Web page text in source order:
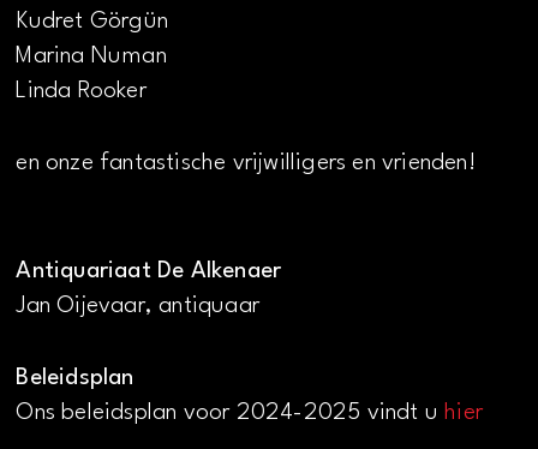
Kudret Görgün
Marina Numan
Linda Rooker
en onze fantastische vrijwilligers en vrienden!
Antiquariaat De Alkenaer
Jan Oijevaar, antiquaar
Beleidsplan
Ons beleidsplan voor 2024-2025 vindt uhier